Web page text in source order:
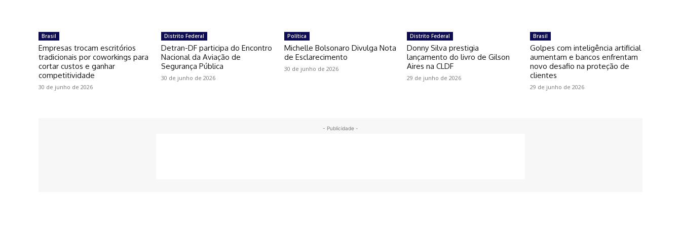
Brasil
Empresas trocam escritórios
tradicionais por coworkings para
cortar custos e ganhar
competitividade
30 de junho de 2026
Distrito Federal
Detran-DF participa do Encontro
Nacional da Aviação de
Segurança Pública
30 de junho de 2026
Política
Michelle Bolsonaro Divulga Nota
de Esclarecimento
30 de junho de 2026
Distrito Federal
Donny Silva prestigia
lançamento do livro de Gilson
Aires na CLDF
29 de junho de 2026
Brasil
Golpes com inteligência artificial
aumentam e bancos enfrentam
novo desafio na proteção de
clientes
29 de junho de 2026
- Publicidade -